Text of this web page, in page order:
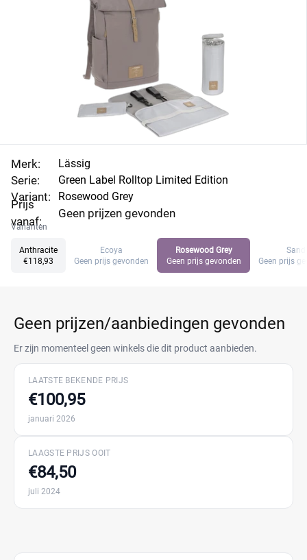
Merk:
Serie:
Variant:
Prijs
vanaf:
Lässig
Green Label Rolltop Limited Edition
Rosewood Grey
Geen prijzen gevonden
Varianten
Anthracite
€118,93
Ecoya
Geen prijs gevonden
Rosewood Grey
Geen prijs gevonden
Sand
Geen prijs
Geen prijzen/aanbiedingen gevonden
Er zijn momenteel geen winkels die dit product aanbieden.
LAATSTE BEKENDE PRIJS
€100,95
januari 2026
LAAGSTE PRIJS OOIT
€84,50
juli 2024